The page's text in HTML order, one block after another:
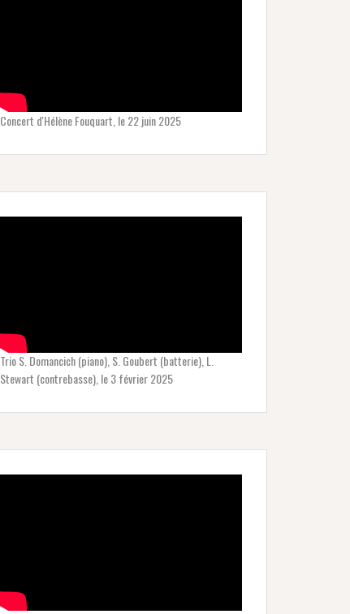
Concert d'Hélène Fouquart, le 22 juin 2025
Trio S. Domancich (piano), S. Goubert (batterie), L.
Stewart (contrebasse), le 3 février 2025